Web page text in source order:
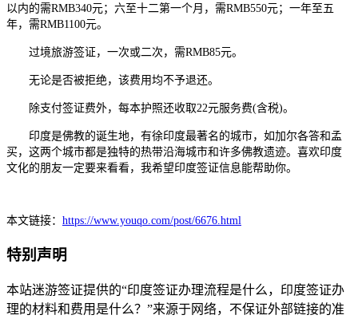
以内的需RMB340元；六至十二第一个月，需RMB550元；一年至五
年，需RMB1100元。
过境旅游签证，一次或二次，需RMB85元。
无论是否被拒绝，该费用均不予退还。
除支付签证费外，每本护照还收取22元服务费(含税)。
印度是佛教的诞生地，有徐印度最著名的城市，如加尔各答和孟
买，这两个城市都是独特的热带沿海城市和许多佛教遗迹。喜欢印度
文化的朋友一定要来看看，我希望印度签证信息能帮助你。
本文链接： https://www.youqo.com/post/6676.html
特别声明
本站迷游签证提供的“印度签证办理流程是什么，印度签证办
理的材料和费用是什么？”来源于网络，不保证外部链接的准